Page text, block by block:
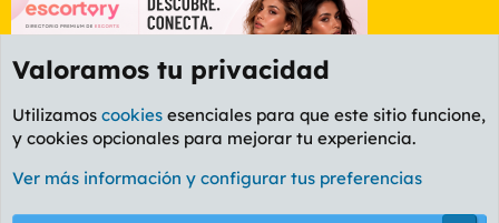
Etiquetas
Cookies
PL OLDSTYLE AMARILLO
Valoramos tu privacidad
Utilizamos cookies esenciales para que este sitio funcione,
y cookies opcionales para mejorar tu experiencia.
Ver más información y configurar tus preferencias